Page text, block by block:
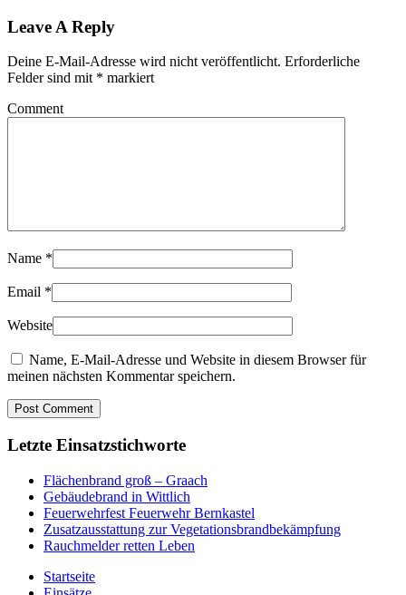
Leave A Reply
Deine E-Mail-Adresse wird nicht veröffentlicht. Erforderliche
Felder sind mit * markiert
Comment
Name *
Email *
Website
Name, E-Mail-Adresse und Website in diesem Browser für
meinen nächsten Kommentar speichern.
Letzte Einsatzstichworte
Flächenbrand groß – Graach
Gebäudebrand in Wittlich
Feuerwehrfest Feuerwehr Bernkastel
Zusatzausstattung zur Vegetationsbrandbekämpfung
Rauchmelder retten Leben
Startseite